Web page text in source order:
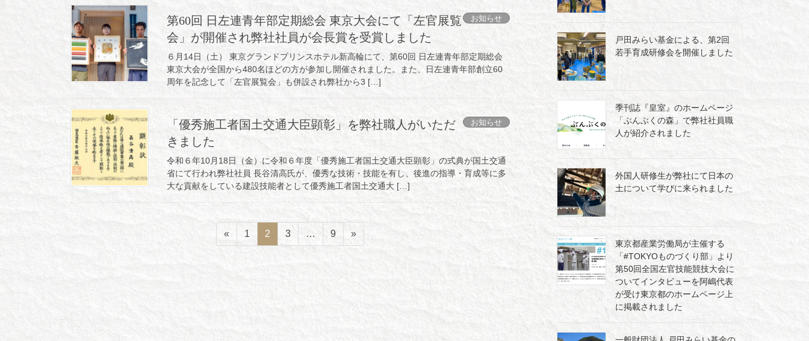
お知らせ
第60回 日左連青年部定期総会 東京大会にて「左官展覧
会」が開催され弊社社員が会長賞を受賞しました
６月14日（土） 東京グランドプリンスホテル新高輪にて、第60回 日左連青年部定期総会
東京大会が全国から480名ほどの方が参加し開催されました。また、日左連青年部創立60
周年を記念して「左官展覧会」も併設され弊社から3 […]
お知らせ
「優秀施工者国土交通大臣顕彰」を弊社職人がいただ
きました
令和６年10月18日（金）に令和６年度「優秀施工者国土交通大臣顕彰」の式典が国土交通
省にて行われ弊社社員 長谷清高氏が、優秀な技術・技能を有し、後進の指導・育成等に多
大な貢献をしている建設技能者として優秀施工者国土交通大 […]
«
ペ
ー
1
ペ
ー
2
ペ
ー
3 …
ペ
ー
9 »
戸田みらい基金による、第2回
若手育成研修会を開催しました
季刊誌『皇室』のホームページ
「ぶんぶくの森」で弊社社員職
人が紹介されました
外国人研修生が弊社にて日本の
土について学びに来られました
東京都産業労働局が主催する
「#TOKYOものづくり部」より
第50回全国左官技能競技大会に
ついてインタビューを阿嶋代表
が受け東京都のホームページ上
に掲載されました